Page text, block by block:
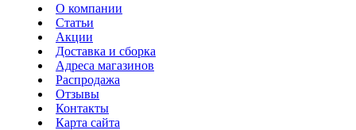
О компании
Статьи
Акции
Доставка и сборка
Адреса магазинов
Распродажа
Отзывы
Контакты
Карта сайта